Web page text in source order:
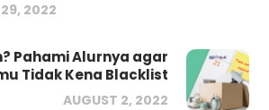
2022
Pahami Alurnya agar
Tidak Kena Blacklist
AUGUST 2, 2022